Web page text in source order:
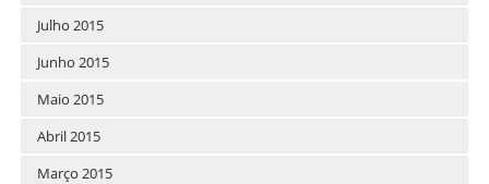
Julho 2015
Junho 2015
Maio 2015
Abril 2015
Março 2015